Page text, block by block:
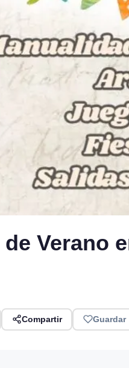
Verano
Compartir Guardar